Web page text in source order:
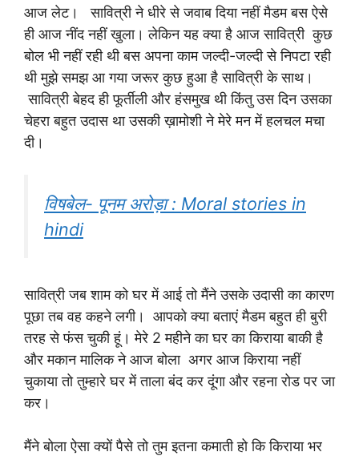
आज लेट। सावित्री ने धीरे से जवाब दिया नहीं मैडम बस ऐसे
ही आज नींद नहीं खुला। लेकिन यह क्या है आज सावित्री कुछ
बोल भी नहीं रही थी बस अपना काम जल्दी-जल्दी से निपटा रही
थी मुझे समझ आ गया जरूर कुछ हुआ है सावित्री के साथ।
सावित्री बेहद ही फूर्तीली और हंसमुख थी किंतु उस दिन उसका
चेहरा बहुत उदास था उसकी ख़ामोशी ने मेरे मन में हलचल मचा
दी।
विषबेल- पूनम अरोड़ा : Moral stories in
hindi
सावित्री जब शाम को घर में आई तो मैंने उसके उदासी का कारण
पूछा तब वह कहने लगी। आपको क्या बताएं मैडम बहुत ही बुरी
तरह से फंस चुकी हूं। मेरे 2 महीने का घर का किराया बाकी है
और मकान मालिक ने आज बोला अगर आज किराया नहीं
चुकाया तो तुम्हारे घर में ताला बंद कर दूंगा और रहना रोड पर जा
कर।
मैंने बोला ऐसा क्यों पैसे तो तुम इतना कमाती हो कि किराया भर